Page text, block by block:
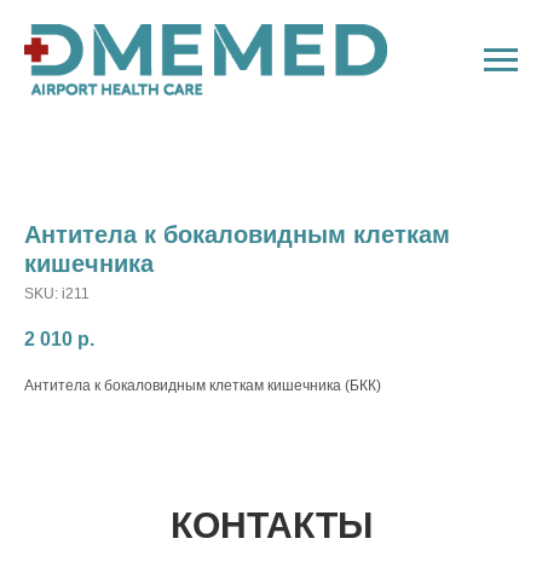
Антитела к бокаловидным клеткам
кишечника
SKU: i211
2 010 р.
Антитела к бокаловидным клеткам кишечника (БКК)
КОНТАКТЫ